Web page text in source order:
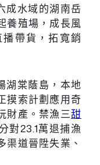
成水域的湖南岳
養殖場，成長風
帶貨，拓寬銷
湖棠蔭島，本地
摸索計劃應用奇
財產。禁漁三甜
對23.1萬退捕漁
渠道晉陞失業、